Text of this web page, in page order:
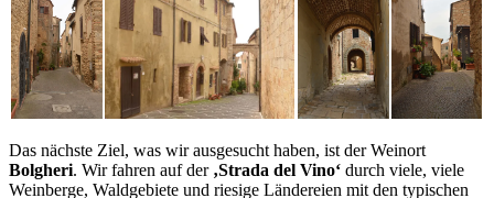
Das nächste Ziel, was wir ausgesucht haben, ist der Weinort
Bolgheri. Wir fahren auf der ‚Strada del Vino‘ durch viele, viele
Weinberge, Waldgebiete und riesige Ländereien mit den typischen